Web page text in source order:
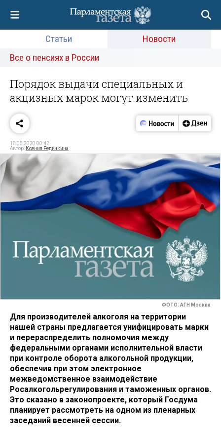
Статьи
Новости
Все о пенсиях в России
Порядок выдачи специальных и
акцизных марок могут изменить
18.05.2020 00:42
Автор: Ксения Редичкина
ФОТО: АГН Москва
Для производителей алкоголя на территории
нашей страны предлагается унифицировать марки
и перераспределить полномочия между
федеральными органами исполнительной власти
при контроле оборота алкогольной продукции,
обеспечив при этом электронное
межведомственное взаимодействие
Росалкогольрегулирования и таможенных органов.
Это сказано в законопроекте, который Госдума
планирует рассмотреть на одном из пленарных
заседаний весенней сессии.